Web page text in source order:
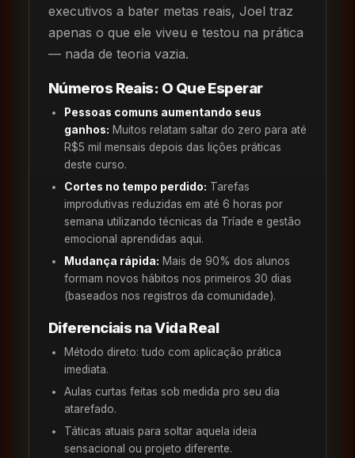
executivos a bater metas reais, Joel traz
apenas o que ele viveu e testou na prática
— nada de teoria vazia.
Números Reais: O Que Esperar
Pessoas comuns aumentando seus
ganhos: Muitos relatam saltar do zero para até
R$5 mil mensais depois das lições práticas
deste curso.
Cortes no tempo perdido: Tarefas
improdutivas reduzidas em até 6 horas por
semana utilizando técnicas da Tríade e gestão
emocional aprendidas aqui.
Mudança rápida: Mais de 90% dos alunos
formam novos hábitos nos primeiros 30 dias
(baseados nos registros da comunidade).
Diferenciais na Vida Real
Método direto: tudo com aplicação prática
imediata.
Aulas curtas feitas sob medida pro seu dia
atarefado.
Táticas atuais para soltar aquela ideia
sensacional ou projeto diferente.